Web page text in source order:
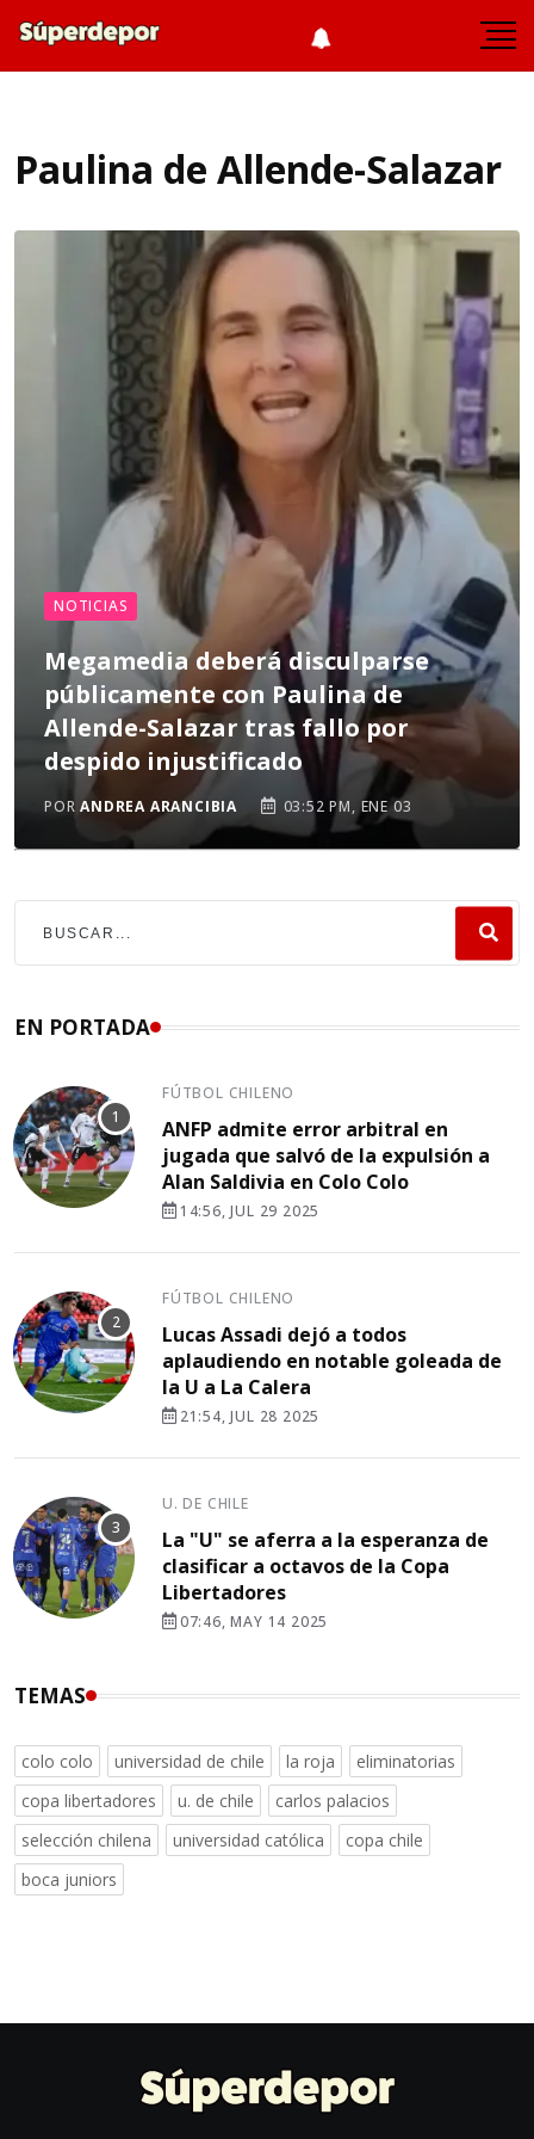
Paulina de Allende-Salazar
NOTICIAS
Megamedia deberá disculparse
públicamente con Paulina de
Allende-Salazar tras fallo por
despido injustificado
PORANDREA ARANCIBIA 03:52 PM, ENE 03
EN PORTADA
FÚTBOL CHILENO
ANFP admite error arbitral en
jugada que salvó de la expulsión a
Alan Saldivia en Colo Colo
14:56, JUL 29 2025
FÚTBOL CHILENO
Lucas Assadi dejó a todos
aplaudiendo en notable goleada de
la U a La Calera
21:54, JUL 28 2025
U. DE CHILE
La "U" se aferra a la esperanza de
clasificar a octavos de la Copa
Libertadores
07:46, MAY 14 2025
TEMAS
colo colo universidad de chile la roja
eliminatorias
copa libertadores
u. de chile
carlos palacios
selección chilena
universidad católica
copa chile
boca juniors